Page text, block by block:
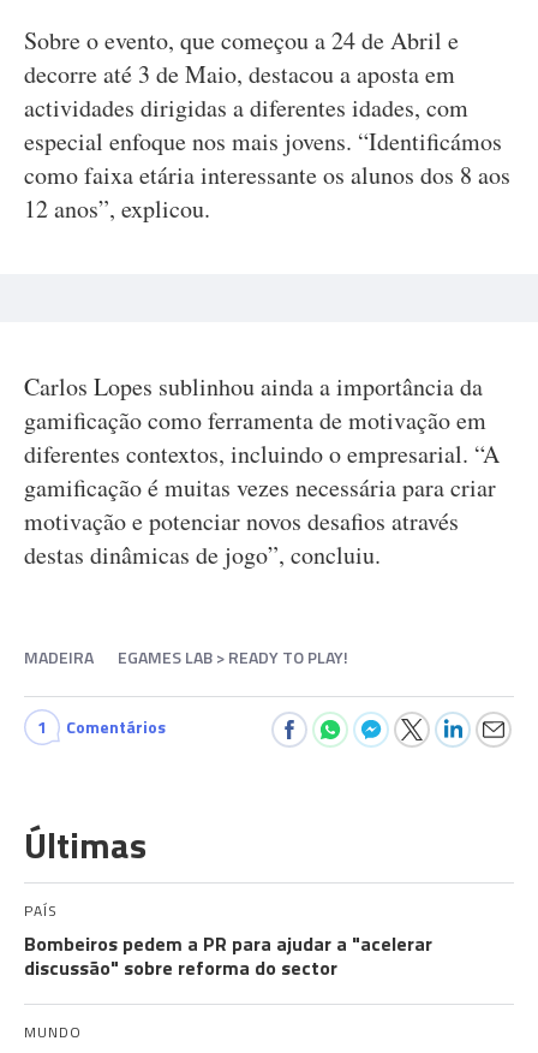
Sobre o evento, que começou a 24 de Abril e
decorre até 3 de Maio, destacou a aposta em
actividades dirigidas a diferentes idades, com
especial enfoque nos mais jovens. “Identificámos
como faixa etária interessante os alunos dos 8 aos
12 anos”, explicou.
Carlos Lopes sublinhou ainda a importância da
gamificação como ferramenta de motivação em
diferentes contextos, incluindo o empresarial. “A
gamificação é muitas vezes necessária para criar
motivação e potenciar novos desafios através
destas dinâmicas de jogo”, concluiu.
MADEIRA EGAMES LAB > READY TO PLAY!
1 Comentários
Últimas
PAÍS
Bombeiros pedem a PR para ajudar a "acelerar
discussão" sobre reforma do sector
MUNDO